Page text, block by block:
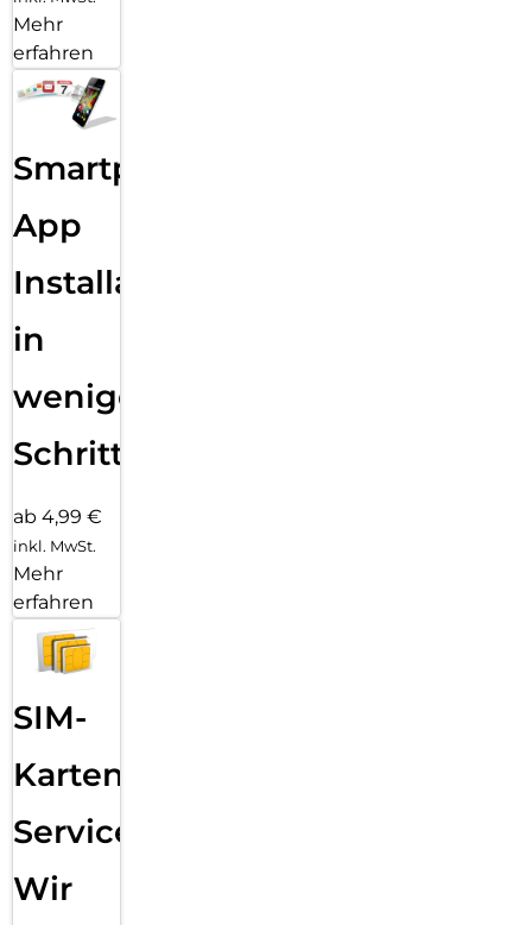
Mehr
erfahren
Smartphone
App
Installation
in
wenigen
Schritten
ab 4,99 €
inkl. MwSt.
Mehr
erfahren
SIM-
Karten
Service:
Wir